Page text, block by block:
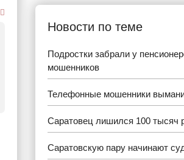
Новости по теме
Подростки забрали у
мошенников
Телефонные мошенники
Саратовец лишился 100 тысяч
Саратовскую пару начинают